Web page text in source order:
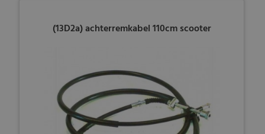
(13D2a) achterremkabel 110cm scooter